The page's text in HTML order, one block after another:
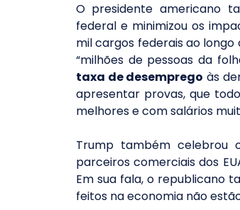
O presidente americano
federal e minimizou os
mil cargos federais ao
taxa de desemprego às
apresentar provas, que
melhores e com salários
Trump também celebrou
parceiros comerciais dos
Em sua fala, o republicano
feitos na economia não